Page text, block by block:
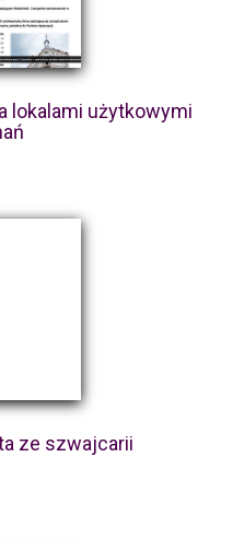
lokalami użytkowymi
ze szwajcarii